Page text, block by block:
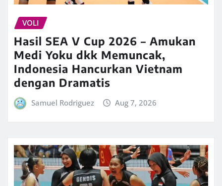
VOLI
Hasil SEA V Cup 2026 – Amukan
Medi Yoku dkk Memuncak,
Indonesia Hancurkan Vietnam
dengan Dramatis
Samuel Rodriguez Aug 7, 2026